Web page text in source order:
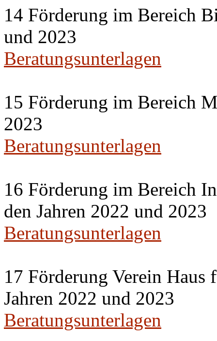
14 Förderung im Bereich
und 2023
Beratungsunterlagen
15 Förderung im Bereich
2023
Beratungsunterlagen
16 Förderung im Bereich
den Jahren 2022 und 2023
Beratungsunterlagen
17 Förderung Verein
Jahren 2022 und 2023
Beratungsunterlagen